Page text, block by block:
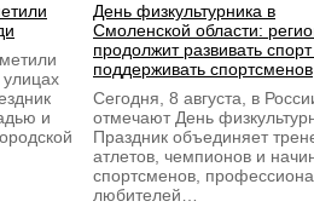
и
День физкультурника в
Смоленской области:
продолжит развивать
поддерживать спортсменов
Сегодня, 8 августа, в
отмечают День
Праздник объединяет
атлетов, чемпионов и
спортсменов,
любителей…